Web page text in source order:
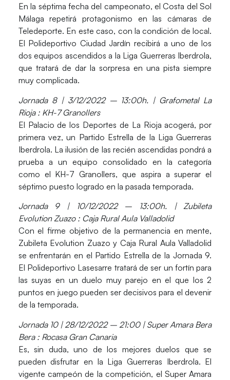
En la séptima fecha del campeonato, el Costa del Sol
Málaga repetirá protagonismo en las cámaras de
Teledeporte. En este caso, con la condición de local.
El Polideportivo Ciudad Jardín recibirá a uno de los
dos equipos ascendidos a la Liga Guerreras Iberdrola,
que tratará de dar la sorpresa en una pista siempre
muy complicada.
Jornada 8 | 3/12/2022 – 13:00h. | Grafometal La
Rioja : KH-7 Granollers
El Palacio de los Deportes de La Rioja acogerá, por
primera vez, un Partido Estrella de la Liga Guerreras
Iberdrola. La ilusión de las recién ascendidas pondrá a
prueba a un equipo consolidado en la categoría
como el KH-7 Granollers, que aspira a superar el
séptimo puesto logrado en la pasada temporada.
Jornada 9 | 10/12/2022 – 13:00h. | Zubileta
Evolution Zuazo : Caja Rural Aula Valladolid
Con el firme objetivo de la permanencia en mente,
Zubileta Evolution Zuazo y Caja Rural Aula Valladolid
se enfrentarán en el Partido Estrella de la Jornada 9.
El Polideportivo Lasesarre tratará de ser un fortín para
las suyas en un duelo muy parejo en el que los 2
puntos en juego pueden ser decisivos para el devenir
de la temporada.
Jornada 10 | 28/12/2022 – 21:00 | Super Amara Bera
Bera : Rocasa Gran Canaria
Es, sin duda, uno de los mejores duelos que se
pueden disfrutar en la Liga Guerreras Iberdrola. El
vigente campeón de la competición, el Super Amara